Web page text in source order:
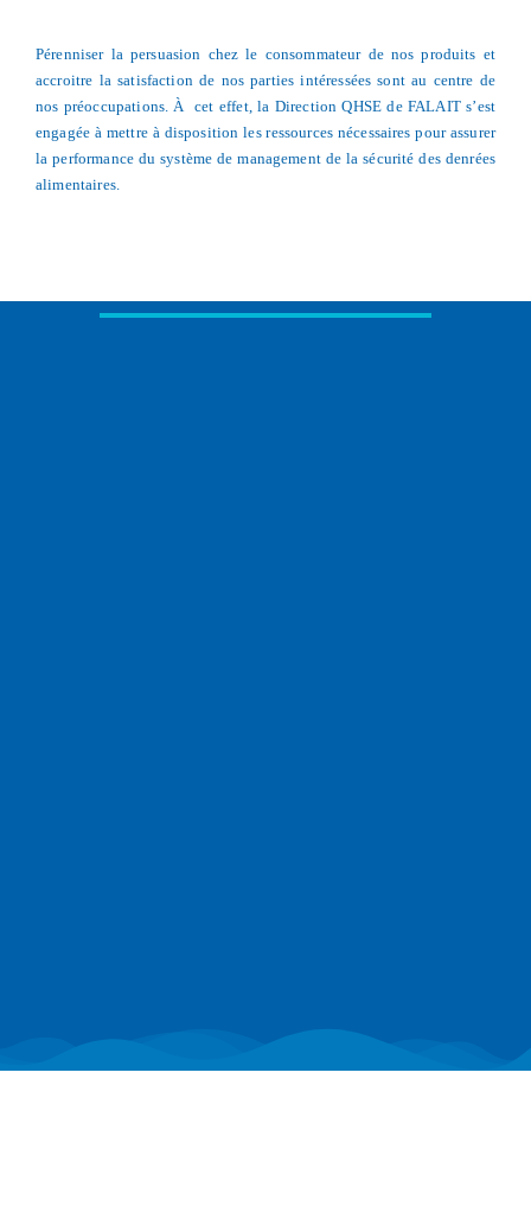
Pérenniser la persuasion chez le consommateur de nos produits et
accroitre la satisfaction de nos parties intéressées sont au centre de
nos préoccupations. À cet effet, la Direction QHSE de FALAIT s’est
engagée à mettre à disposition les ressources nécessaires pour assurer
la performance du système de management de la sécurité des denrées
alimentaires.